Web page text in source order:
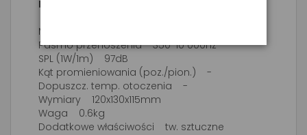
Dane techniczne:
Moc znamionowa 10WMAX/8Ω
Pasmo przenoszenia 350-10 000Hz
SPL (1W/1m) 97dB
Kąt promieniowania (poz./pion.) -
Dopuszcz. temp. otoczenia -
Wymiary 120x130x115mm
Waga 0.6kg
Dodatkowe właściwości tw. sztuczne